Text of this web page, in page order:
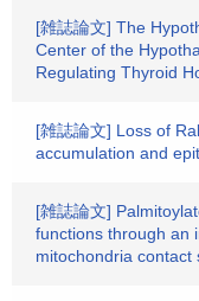
[雑誌論文] The
Center of the
Regulating Thyroid
[雑誌論文] Loss of
accumulation and
[雑誌論文]
functions through an
mitochondria contact